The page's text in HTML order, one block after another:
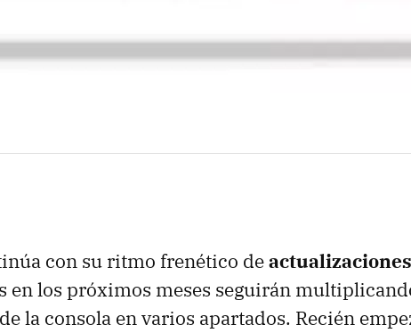
con su ritmo frenético de
en los próximos meses seguirán
la consola en varios apartados. Recién